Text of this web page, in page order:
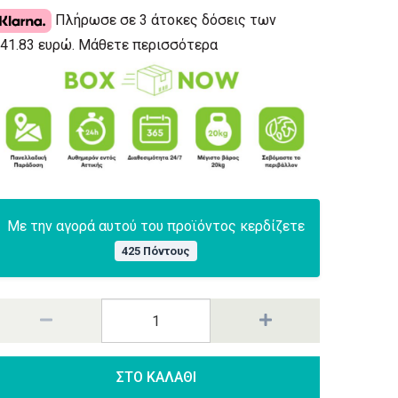
Πλήρωσε σε 3 άτοκες δόσεις των
ευρώ. Μάθετε περισσότερα
Με την αγορά αυτού του προϊόντος κερδίζετε
425 Πόντους
ΣΤΟ ΚΑΛΑΘΙ